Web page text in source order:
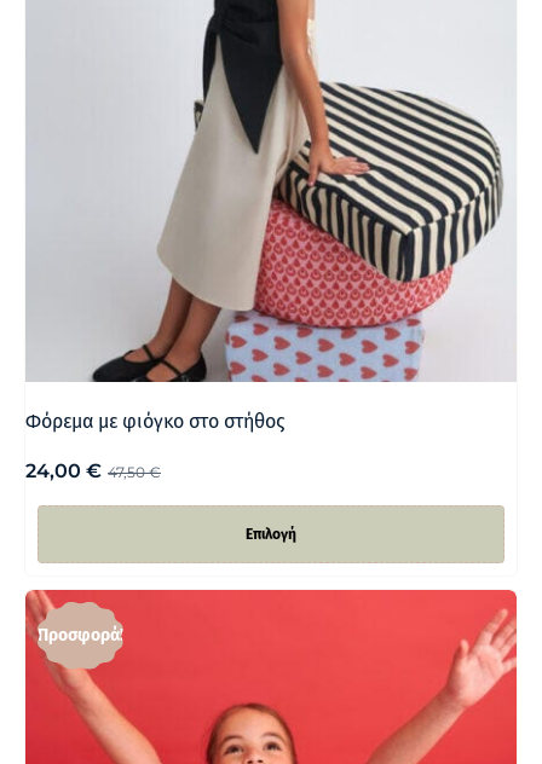
Φόρεμα με φιόγκο στο στήθος
47,50€
24,00 €
Επιλογή
Προσφορά!